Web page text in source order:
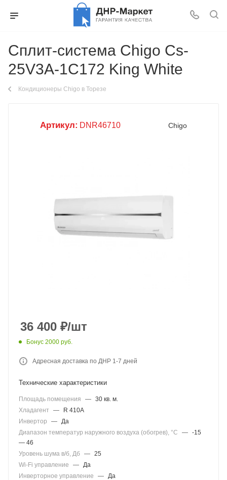
Сплит-система Chigo Cs-
25V3A-1C172 King White
Кондиционеры Chigo в Торезе
Артикул: DNR46710 Chigo
36 400 ₽/шт
Бонус 2000 руб.
Адресная доставка по ДНР 1-7 дней
Технические характеристики
Площадь помещения — 30 кв. м.
Хладагент
—
R 410A
Инвертор
— Да
Диапазон температур наружного воздуха (обогрев), °C
— -15
— 46
Уровень шума в/б, Дб — 25
Wi-Fi управление
— Да
Инверторное управление
— Да